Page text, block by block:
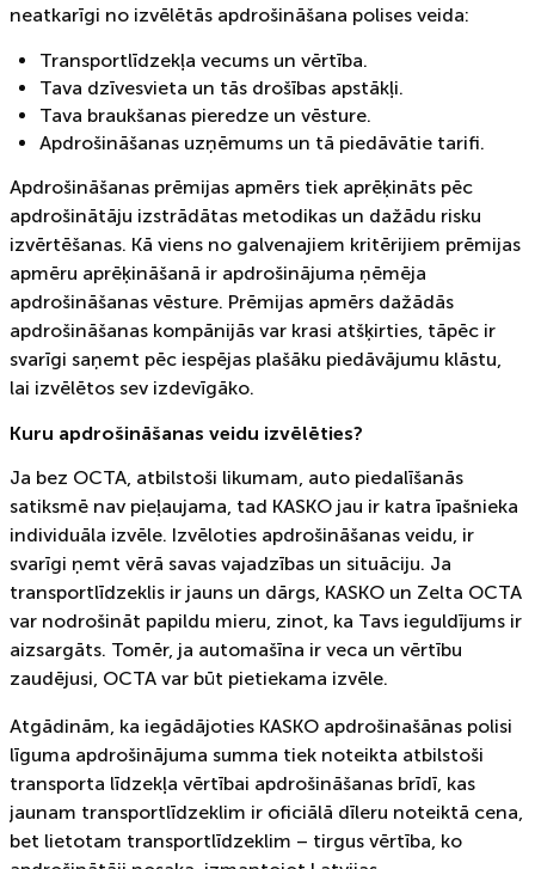
neatkarīgi no izvēlētās apdrošināšana polises veida:
Transportlīdzekļa vecums un vērtība.
Tava dzīvesvieta un tās drošības apstākļi.
Tava braukšanas pieredze un vēsture.
Apdrošināšanas uzņēmums un tā piedāvātie tarifi.
Apdrošināšanas prēmijas apmērs tiek aprēķināts pēc
apdrošinātāju izstrādātas metodikas un dažādu risku
izvērtēšanas. Kā viens no galvenajiem kritērijiem prēmijas
apmēru aprēķināšanā ir apdrošinājuma ņēmēja
apdrošināšanas vēsture. Prēmijas apmērs dažādās
apdrošināšanas kompānijās var krasi atšķirties, tāpēc ir
svarīgi saņemt pēc iespējas plašāku piedāvājumu klāstu,
lai izvēlētos sev izdevīgāko.
Kuru apdrošināšanas veidu izvēlēties?
Ja bez OCTA, atbilstoši likumam, auto piedalīšanās
satiksmē nav pieļaujama, tad KASKO jau ir katra īpašnieka
individuāla izvēle. Izvēloties apdrošināšanas veidu, ir
svarīgi ņemt vērā savas vajadzības un situāciju. Ja
transportlīdzeklis ir jauns un dārgs, KASKO un Zelta OCTA
var nodrošināt papildu mieru, zinot, ka Tavs ieguldījums ir
aizsargāts. Tomēr, ja automašīna ir veca un vērtību
zaudējusi, OCTA var būt pietiekama izvēle.
Atgādinām, ka iegādājoties KASKO apdrošinašānas polisi
līguma apdrošinājuma summa tiek noteikta atbilstoši
transporta līdzekļa vērtībai apdrošināšanas brīdī, kas
jaunam transportlīdzeklim ir oficiālā dīleru noteiktā cena,
bet lietotam transportlīdzeklim – tirgus vērtība, ko